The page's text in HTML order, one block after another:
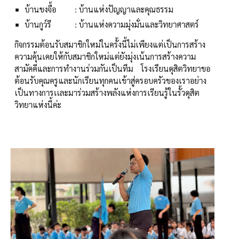
บ้านขงจื้อ
: บ้านแห่งปัญญาและคุณธรรม
บ้านกูว์รี
: บ้านแห่งความมุ่งมั่นและวิทยาศาสตร์
กิจกรรมต้อนรับสมาชิกใหม่ในครั้งนี้ไม่เพียงแต่เป็นการสร้าง
ความคุ้นเคยให้กับสมาชิกใหม่แต่ยังมุ่งเน้นการสร้างความ
สามัคคีและการทำงานร่วมกันเป็นทีม โรงเรียนดุสิตวิทยาขอ
ต้อนรับคุณครูและนักเรียนทุกคนเข้าสู่ครอบครัวของเราอย่าง
เป็นทางการเเละมาร่วมสร้างพลังแห่งการเรียนรู้ในรั้วดุสิต
วิทยาแห่งนี้ค่ะ